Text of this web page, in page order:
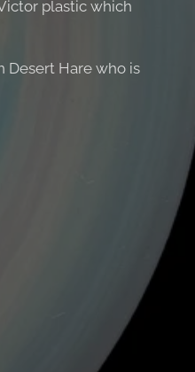
plastic which
Desert Hare who is